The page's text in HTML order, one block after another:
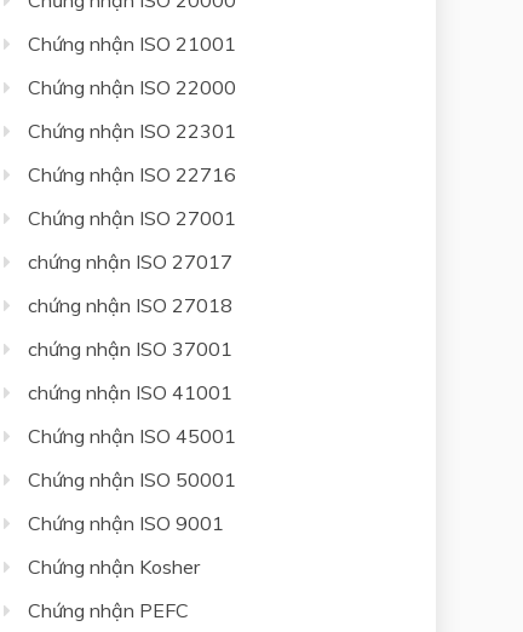
Chứng nhận ISO 21001
Chứng nhận ISO 22000
Chứng nhận ISO 22301
Chứng nhận ISO 22716
Chứng nhận ISO 27001
chứng nhận ISO 27017
chứng nhận ISO 27018
chứng nhận ISO 37001
chứng nhận ISO 41001
Chứng nhận ISO 45001
Chứng nhận ISO 50001
Chứng nhận ISO 9001
Chứng nhận Kosher
Chứng nhận PEFC